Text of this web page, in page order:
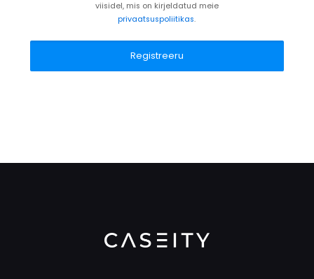
viisidel, mis on kirjeldatud meie
privaatsuspoliitikas.
Registreeru